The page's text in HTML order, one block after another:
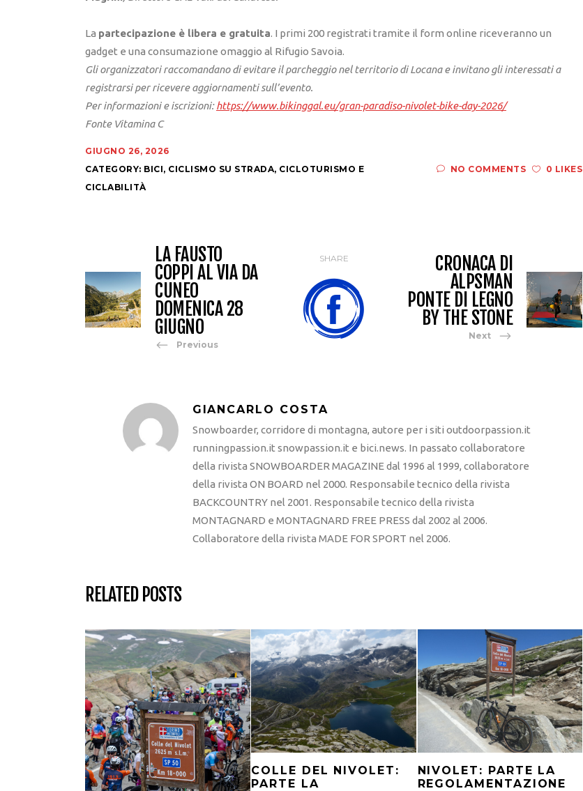
La partecipazione è libera e gratuita. I primi 200 registrati tramite il form online riceveranno un
gadget e una consumazione omaggio al Rifugio Savoia.
Gli organizzatori raccomandano di evitare il parcheggio nel territorio di Locana e invitano gli interessati a
registrarsi per ricevere aggiornamenti sull’evento.
Per informazioni e iscrizioni:https://www.bikinggal.eu/gran-paradiso-nivolet-bike-day-2026/
Fonte Vitamina C
GIUGNO 26, 2026
CATEGORY: BICI, CICLISMO SU STRADA, CICLOTURISMO E
CICLABILITÀ
NO COMMENTS 0 LIKES
LA FAUSTO
COPPI AL VIA DA
CUNEO
DOMENICA 28
GIUGNO
Previous
SHARE
CRONACA DI
ALPSMAN
PONTE DI LEGNO
BY THE STONE
Next
GIANCARLO COSTA
Snowboarder, corridore di montagna, autore per i siti outdoorpassion.it
runningpassion.it snowpassion.it e bici.news. In passato collaboratore
della rivista SNOWBOARDER MAGAZINE dal 1996 al 1999, collaboratore
della rivista ON BOARD nel 2000. Responsabile tecnico della rivista
BACKCOUNTRY nel 2001. Responsabile tecnico della rivista
MONTAGNARD e MONTAGNARD FREE PRESS dal 2002 al 2006.
Collaboratore della rivista MADE FOR SPORT nel 2006.
RELATED POSTS
COLLE DEL NIVOLET:
PARTE LA
NIVOLET: PARTE LA
REGOLAMENTAZIONE